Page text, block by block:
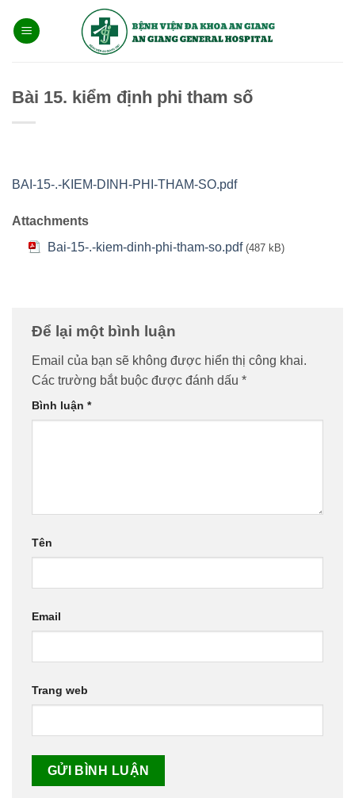
qua
Bài 15. kiểm định phi tham số
BAI-15-.-KIEM-DINH-PHI-THAM-SO.pdf
Attachments
Bai-15-.-kiem-dinh-phi-tham-so.pdf (487 kB)
Để lại một bình luận
Email của bạn sẽ không được hiển thị công khai.
Các trường bắt buộc được đánh dấu *
Bình luận *
Tên
Email
Trang web